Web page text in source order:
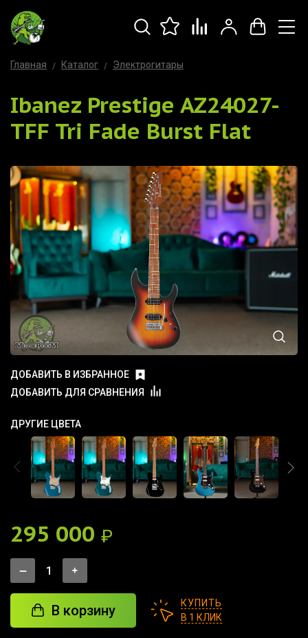
Главная Каталог Электрогитары
Ibanez Prestige AZ24027-
TFF Tri Fade Burst Flat
ДОБАВИТЬ В ИЗБРАННОЕ
ДОБАВИТЬ ДЛЯ СРАВНЕНИЯ
ДРУГИЕ ЦВЕТА
295 000 ₽
В корзину
КУПИТЬ
В 1 КЛИК